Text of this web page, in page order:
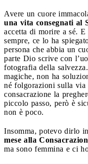
Avere un cuore
una vita consegnati al
accetta di morire a sé.
sempre, ce lo ha
persona che abbia un
parte Dio scrive con
fotografia della
magiche, non ha
né folgorazioni sulla via
consacrazione la
piccolo passo, però è
non è poco.
Insomma, potevo dirlo
mese alla
ma sono femmina e ci